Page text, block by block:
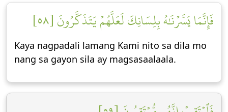
فَإِنَّمَا يَسَّرۡنَٰهُ بِلِسَانِكَ لَعَلَّهُمۡ يَتَذَكَّرُونَ [٥٨]
Kaya nagpadali lamang Kami nito sa dila mo
nang sa gayon sila ay magsasaalaala.